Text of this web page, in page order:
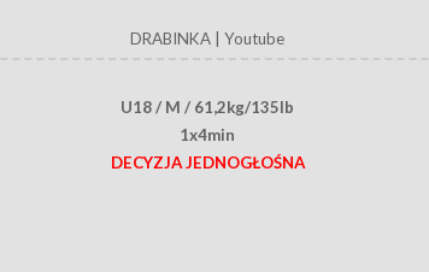
DRABINKA Youtube
U18 / M / 61,2kg/135lb
1x4min
DECYZJA JEDNOGŁOŚNA